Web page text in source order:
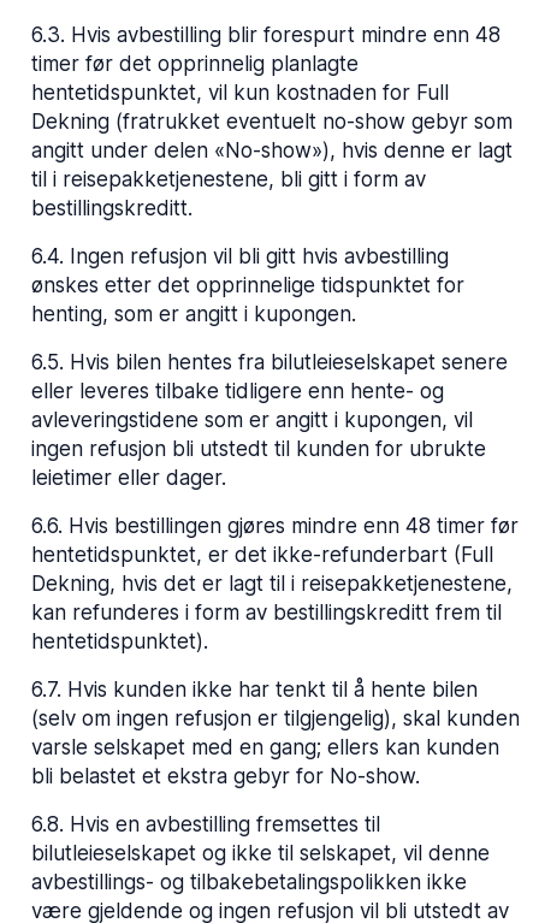
6.3. Hvis avbestilling blir forespurt mindre enn 48
timer før det opprinnelig planlagte
hentetidspunktet, vil kun kostnaden for Full
Dekning (fratrukket eventuelt no-show gebyr som
angitt under delen «No-show»), hvis denne er lagt
til i reisepakketjenestene, bli gitt i form av
bestillingskreditt.
6.4. Ingen refusjon vil bli gitt hvis avbestilling
ønskes etter det opprinnelige tidspunktet for
henting, som er angitt i kupongen.
6.5. Hvis bilen hentes fra bilutleieselskapet senere
eller leveres tilbake tidligere enn hente- og
avleveringstidene som er angitt i kupongen, vil
ingen refusjon bli utstedt til kunden for ubrukte
leietimer eller dager.
6.6. Hvis bestillingen gjøres mindre enn 48 timer før
hentetidspunktet, er det ikke-refunderbart (Full
Dekning, hvis det er lagt til i reisepakketjenestene,
kan refunderes i form av bestillingskreditt frem til
hentetidspunktet).
6.7. Hvis kunden ikke har tenkt til å hente bilen
(selv om ingen refusjon er tilgjengelig), skal kunden
varsle selskapet med en gang; ellers kan kunden
bli belastet et ekstra gebyr for No-show.
6.8. Hvis en avbestilling fremsettes til
bilutleieselskapet og ikke til selskapet, vil denne
avbestillings- og tilbakebetalingspolikken ikke
være gjeldende og ingen refusjon vil bli utstedt av